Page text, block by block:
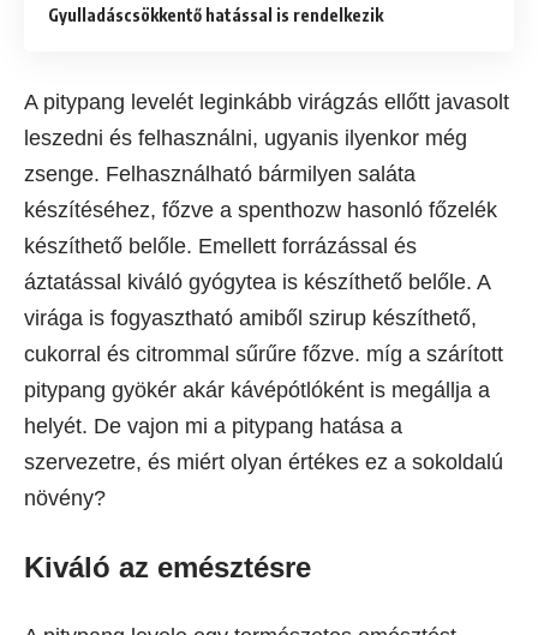
Gyulladáscsökkentő hatással is rendelkezik
A pitypang levelét leginkább virágzás ellőtt javasolt
leszedni és felhasználni, ugyanis ilyenkor még
zsenge. Felhasználható bármilyen saláta
készítéséhez, főzve a spenthozw hasonló főzelék
készíthető belőle. Emellett forrázással és
áztatással kiváló gyógytea is készíthető belőle. A
virága is fogyasztható amiből szirup készíthető,
cukorral és citrommal sűrűre főzve. míg a szárított
pitypang gyökér akár kávépótlóként is megállja a
helyét. De vajon mi a pitypang hatása a
szervezetre, és miért olyan értékes ez a sokoldalú
növény?
Kiváló az emésztésre